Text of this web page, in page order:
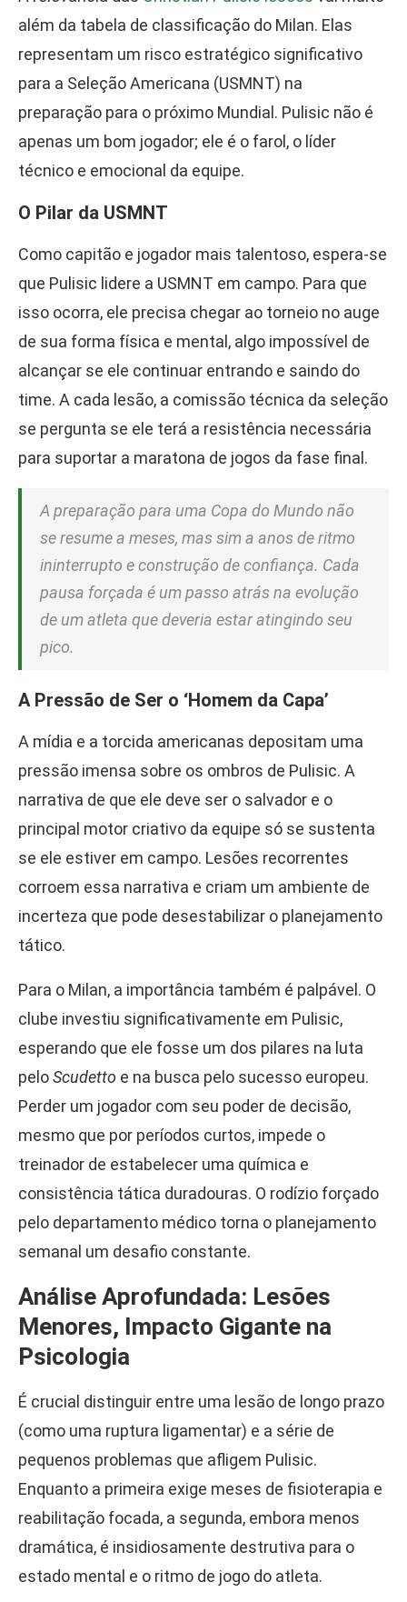
além da tabela de classificação do Milan. Elas
representam um risco estratégico significativo
para a Seleção Americana (USMNT) na
preparação para o próximo Mundial. Pulisic não é
apenas um bom jogador; ele é o farol, o líder
técnico e emocional da equipe.
O Pilar da USMNT
Como capitão e jogador mais talentoso, espera-se
que Pulisic lidere a USMNT em campo. Para que
isso ocorra, ele precisa chegar ao torneio no auge
de sua forma física e mental, algo impossível de
alcançar se ele continuar entrando e saindo do
time. A cada lesão, a comissão técnica da seleção
se pergunta se ele terá a resistência necessária
para suportar a maratona de jogos da fase final.
A preparação para uma Copa do Mundo não
se resume a meses, mas sim a anos de ritmo
ininterrupto e construção de confiança. Cada
pausa forçada é um passo atrás na evolução
de um atleta que deveria estar atingindo seu
pico.
A Pressão de Ser o ‘Homem da Capa’
A mídia e a torcida americanas depositam uma
pressão imensa sobre os ombros de Pulisic. A
narrativa de que ele deve ser o salvador e o
principal motor criativo da equipe só se sustenta
se ele estiver em campo. Lesões recorrentes
corroem essa narrativa e criam um ambiente de
incerteza que pode desestabilizar o planejamento
tático.
Para o Milan, a importância também é palpável. O
clube investiu significativamente em Pulisic,
esperando que ele fosse um dos pilares na luta
peloScudetto e na busca pelo sucesso europeu.
Perder um jogador com seu poder de decisão,
mesmo que por períodos curtos, impede o
treinador de estabelecer uma química e
consistência tática duradouras. O rodízio forçado
pelo departamento médico torna o planejamento
semanal um desafio constante.
Análise Aprofundada: Lesões
Menores, Impacto Gigante na
Psicologia
É crucial distinguir entre uma lesão de longo prazo
(como uma ruptura ligamentar) e a série de
pequenos problemas que afligem Pulisic.
Enquanto a primeira exige meses de fisioterapia e
reabilitação focada, a segunda, embora menos
dramática, é insidiosamente destrutiva para o
estado mental e o ritmo de jogo do atleta.